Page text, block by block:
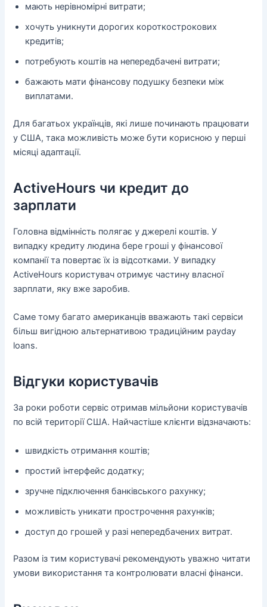
мають нерівномірні витрати;
хочуть уникнути дорогих короткострокових
кредитів;
потребують коштів на непередбачені витрати;
бажають мати фінансову подушку безпеки між
виплатами.
Для багатьох українців, які лише починають працювати
у США, така можливість може бути корисною у перші
місяці адаптації.
ActiveHours чи кредит до
зарплати
Головна відмінність полягає у джерелі коштів. У
випадку кредиту людина бере гроші у фінансової
компанії та повертає їх із відсотками. У випадку
ActiveHours користувач отримує частину власної
зарплати, яку вже заробив.
Саме тому багато американців вважають такі сервіси
більш вигідною альтернативою традиційним payday
loans.
Відгуки користувачів
За роки роботи сервіс отримав мільйони користувачів
по всій території США. Найчастіше клієнти відзначають:
швидкість отримання коштів;
простий інтерфейс додатку;
зручне підключення банківського рахунку;
можливість уникати прострочення рахунків;
доступ до грошей у разі непередбачених витрат.
Разом із тим користувачі рекомендують уважно читати
умови використання та контролювати власні фінанси.